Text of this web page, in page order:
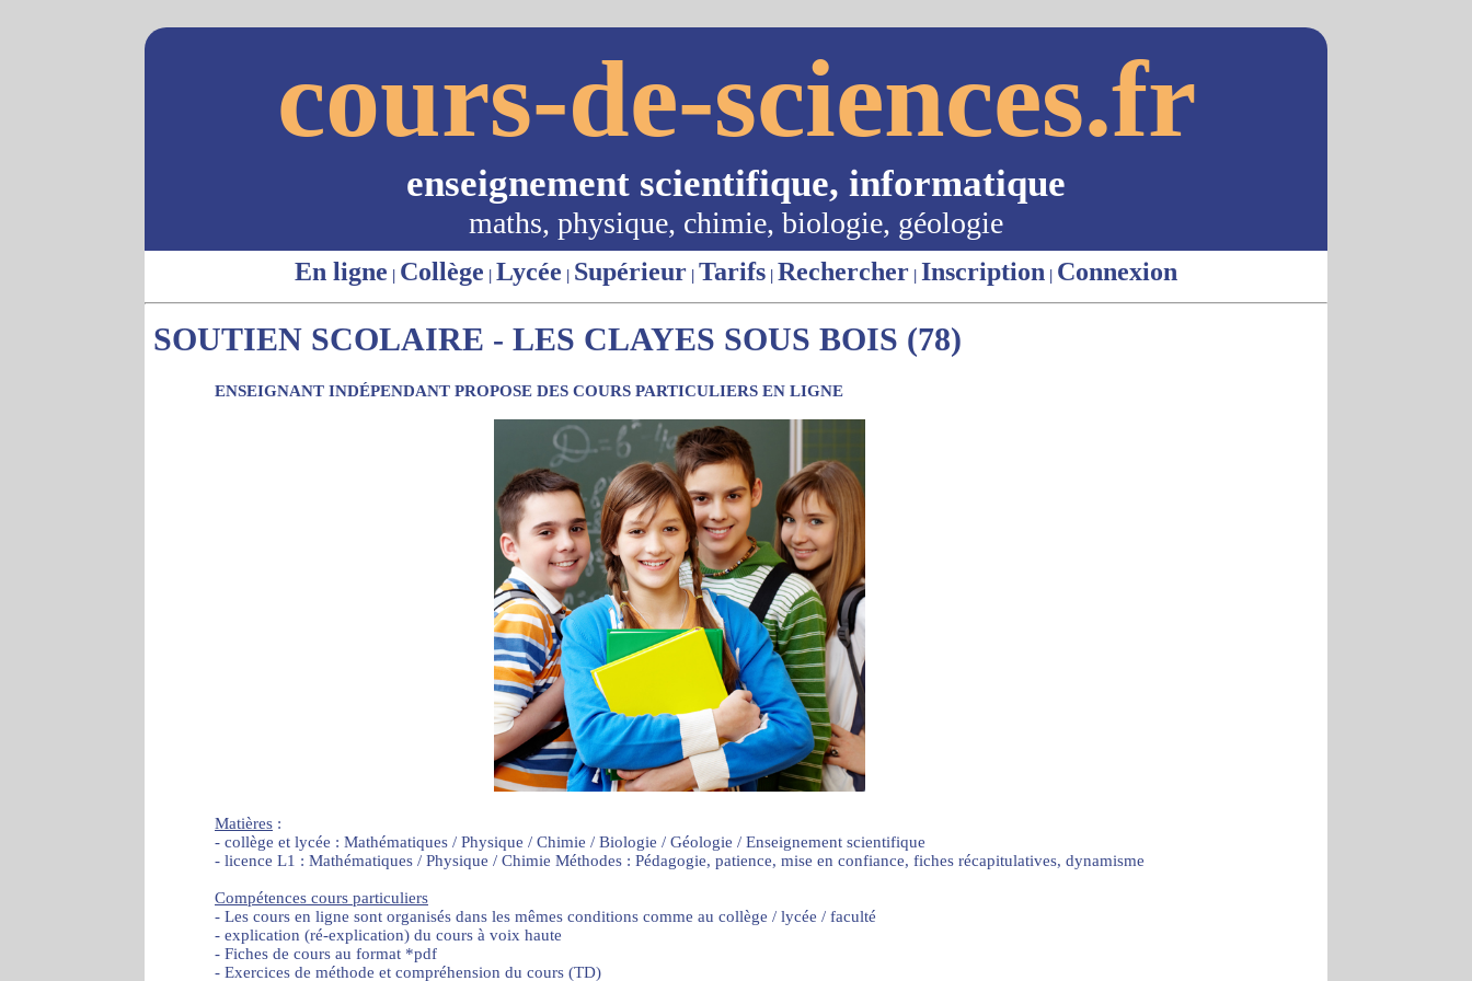
cours-de-sciences.fr
enseignement scientifique, informatique
maths, physique, chimie, biologie, géologie
En ligne | Collège | Lycée | Supérieur | Tarifs | Rechercher | Inscription | Connexion
SOUTIEN SCOLAIRE - LES CLAYES SOUS BOIS (78)
ENSEIGNANT INDÉPENDANT PROPOSE DES COURS PARTICULIERS EN LIGNE
Matières :
- collège et lycée : Mathématiques / Physique / Chimie / Biologie / Géologie / Enseignement scientifique
- licence L1 : Mathématiques / Physique / Chimie Méthodes : Pédagogie, patience, mise en confiance, fiches récapitulatives, dynamisme
Compétences cours particuliers
- Les cours en ligne sont organisés dans les mêmes conditions comme au collège / lycée / faculté
- explication (ré-explication) du cours à voix haute
- Fiches de cours au format *pdf
- Exercices de méthode et compréhension du cours (TD)